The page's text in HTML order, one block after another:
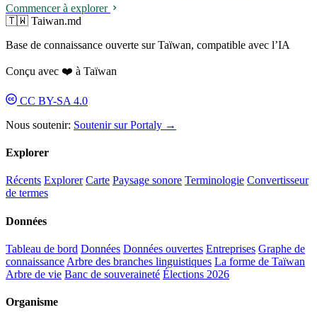
Commencer à explorer
🇹🇼 Taiwan.md
Base de connaissance ouverte sur Taïwan, compatible avec l’IA
Conçu avec ❤️ à Taïwan
CC BY-SA 4.0
Nous soutenir: Soutenir sur Portaly →
Explorer
Récents Explorer Carte Paysage sonore Terminologie Convertisseur
de termes
Données
Tableau de bord Données Données ouvertes Entreprises Graphe de
connaissance Arbre des branches linguistiques La forme de Taïwan
Arbre de vie Banc de souveraineté Élections 2026
Organisme